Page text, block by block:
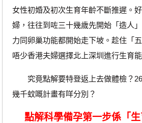
女性初婚及初次生育年齡不斷推遲。
婦，往往到咗三十幾歲先開始「造人
力同卵巢功能都開始走下坡。趁住「
唔少香港夫婦選擇北上深圳進行生育
究竟點解要特登返上去做體檢？
幾千蚊嘅計畫有咩分別？
點解科學備孕第一步係「